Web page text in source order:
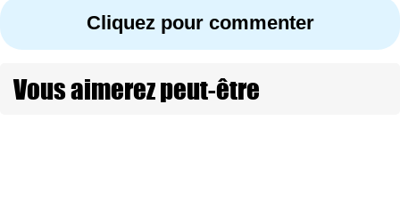
Cliquez pour commenter
Vous aimerez peut-être